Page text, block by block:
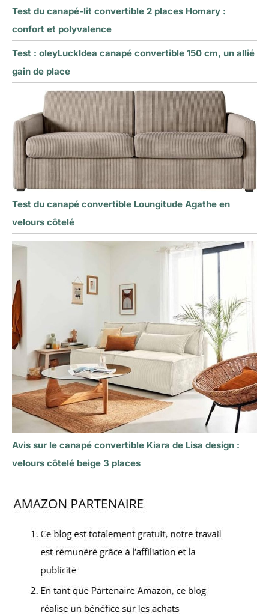
Test du canapé-lit convertible 2 places Homary :
confort et polyvalence
Test : oleyLuckIdea canapé convertible 150 cm, un allié
gain de place
Test du canapé convertible Loungitude Agathe en
velours côtelé
Avis sur le canapé convertible Kiara de Lisa design :
velours côtelé beige 3 places